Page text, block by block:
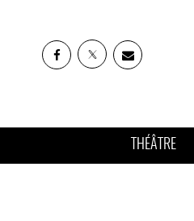
THÉÂTRE